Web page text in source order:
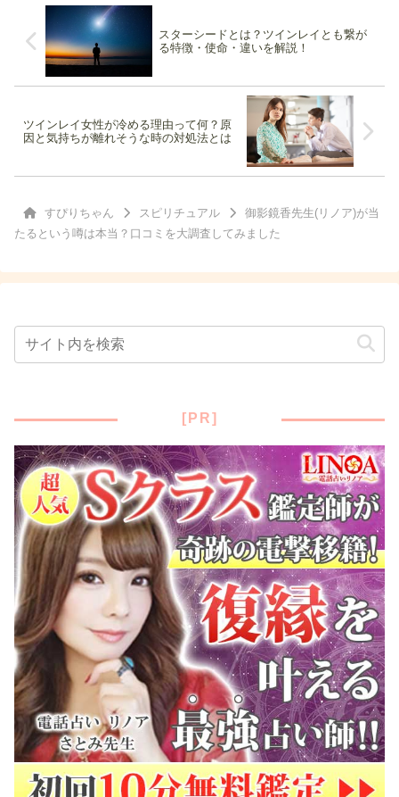
スターシードとは？ツインレイとも繋が
る特徴・使命・違いを解説！
ツインレイ女性が冷める理由って何？原
因と気持ちが離れそうな時の対処法とは
すぴりちゃん スピリチュアル
御影鏡香先生(リノア)が当
たるという噂は本当？口コミを大調査してみました
[PR]